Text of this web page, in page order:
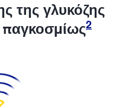
της γλυκόζης
παγκοσμίως2